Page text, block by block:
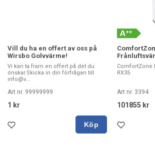
Vill du ha en offert av oss på
Wirsbo Golvvärme!
Vi kan ta fram en offert på det du
önskar.Skicka in din förfrågan till
info@v...
Art nr. 99999999
1 kr
Köp
ComfortZone
RX35
Art nr. 3394
101855 kr